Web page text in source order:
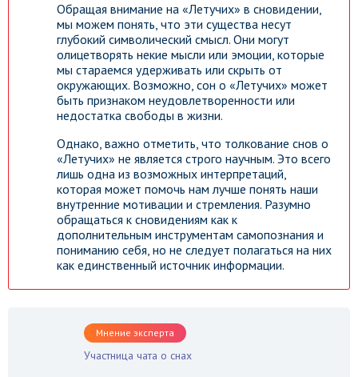
Обращая внимание на «Летучих» в сновидении,
мы можем понять, что эти существа несут
глубокий символический смысл. Они могут
олицетворять некие мысли или эмоции, которые
мы стараемся удерживать или скрыть от
окружающих. Возможно, сон о «Летучих» может
быть признаком неудовлетворенности или
недостатка свободы в жизни.
Однако, важно отметить, что толкование снов о
«Летучих» не является строго научным. Это всего
лишь одна из возможных интерпретаций,
которая может помочь нам лучше понять наши
внутренние мотивации и стремления. Разумно
обращаться к сновидениям как к
дополнительным инструментам самопознания и
пониманию себя, но не следует полагаться на них
как единственный источник информации.
Мнение эксперта
Участница чата о снах